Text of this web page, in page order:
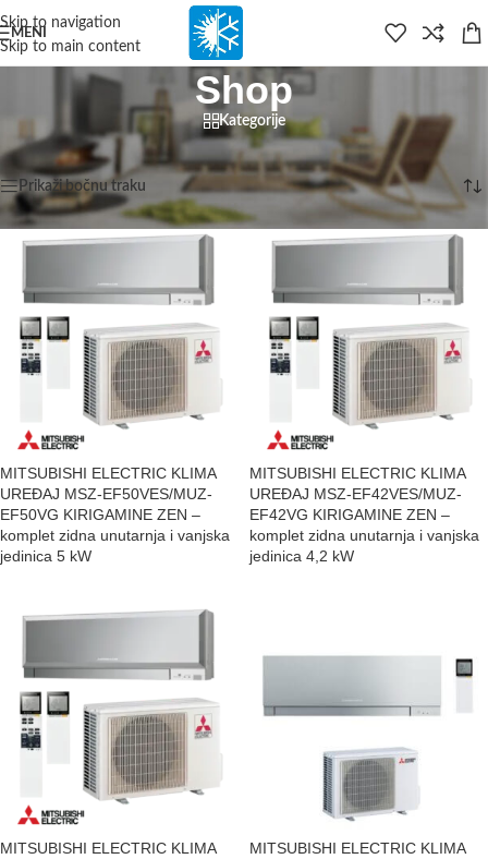
content
Skip to navigation
Skip to main content
MENI
Shop
Kategorije
Početna
Shop/Stranica 4 Prikazujemo 37–48 od 163 rezultata
Prikaži bočnu traku
MITSUBISHI ELECTRIC KLIMA
UREĐAJ MSZ-EF50VES/MUZ-
EF50VG KIRIGAMINE ZEN –
komplet zidna unutarnja i vanjska
jedinica 5 kW
MITSUBISHI ELECTRIC KLIMA
UREĐAJ MSZ-EF42VES/MUZ-
EF42VG KIRIGAMINE ZEN –
komplet zidna unutarnja i vanjska
jedinica 4,2 kW
MITSUBISHI ELECTRIC KLIMA
MITSUBISHI ELECTRIC KLIMA